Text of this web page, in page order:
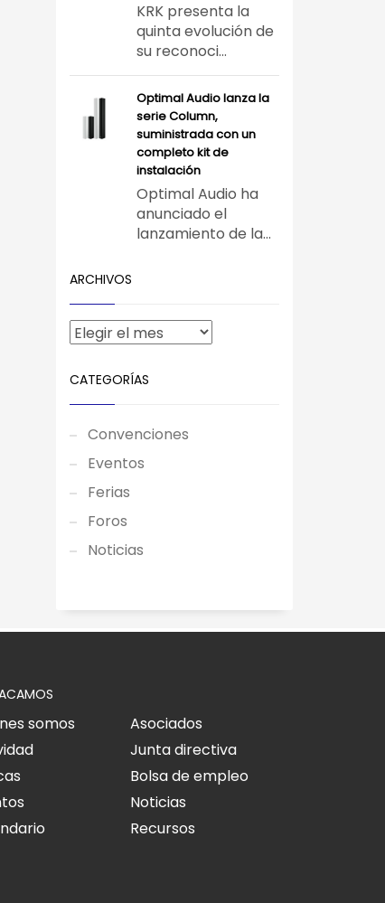
KRK presenta la
quinta evolución de
su reconoci...
Optimal Audio lanza la
serie Column,
suministrada con un
completo kit de
instalación
Optimal Audio ha
anunciado el
lanzamiento de la...
ARCHIVOS
CATEGORÍAS
Convenciones
Eventos
Ferias
Foros
Noticias
somos
Asociados
Junta directiva
Bolsa de empleo
Noticias
Recursos